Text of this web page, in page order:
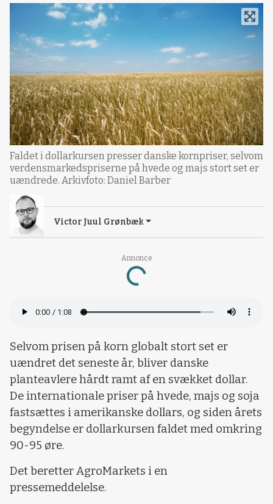
Annonce
Loading...
Faldet i dollarkursen presser danske kornpriser, selvom
verdensmarkedspriserne på hvede og majs stort set er
uændrede. Arkivfoto: Daniel Barber
Victor Juul Grønbæk
Selvom prisen på korn globalt stort set er
uændret det seneste år, bliver danske
planteavlere hårdt ramt af en svækket dollar.
De internationale priser på hvede, majs og soja
fastsættes i amerikanske dollars, og siden årets
begyndelse er dollarkursen faldet med omkring
90-95 øre.
Det beretter AgroMarkets i en
pressemeddelelse.